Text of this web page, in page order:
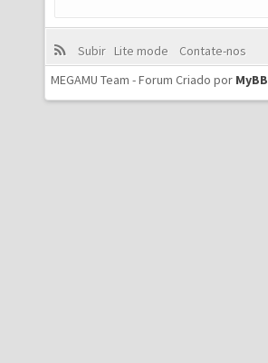
Subir Lite mode
Contate-nos
MEGAMU Team - Forum Criado por MyBB